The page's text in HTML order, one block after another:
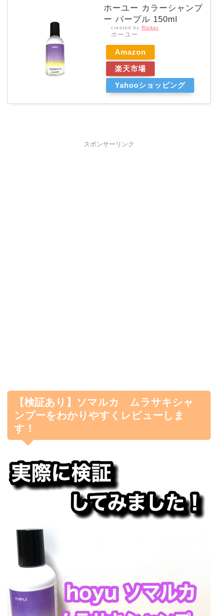
ホーユー カラーシャンプ
ー パープル 150ml
created by Rinker
ホーユー
Amazon
楽天市場
Yahooショッピング
スポンサーリンク
【検証あり】ソマルカ ムラサキシャ
ンプーをわかりやすくレビューしま
す！